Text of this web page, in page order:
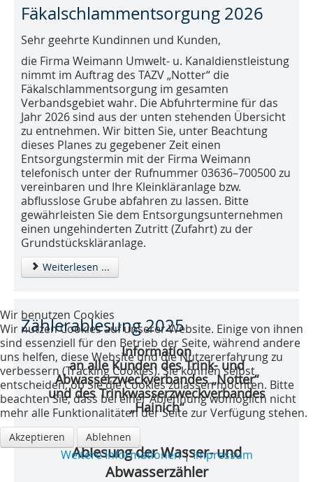
Fäkalschlammentsorgung 2026
Sehr geehrte Kundinnen und Kunden,
die Firma Weimann Umwelt- u. Kanaldienstleistung
nimmt im Auftrag des TAZV „Notter“ die
Fäkalschlammentsorgung im gesamten
Verbandsgebiet wahr. Die Abfuhrtermine für das
Jahr 2026 sind aus der unten stehenden Übersicht
zu entnehmen. Wir bitten Sie, unter Beachtung
dieses Planes zu gegebener Zeit einen
Entsorgungstermin mit der Firma Weimann
telefonisch unter der Rufnummer 03636–700500 zu
vereinbaren und Ihre Kleinkläranlage bzw.
abflusslose Grube abfahren zu lassen. Bitte
gewährleisten Sie dem Entsorgungsunternehmen
einen ungehinderten Zutritt (Zufahrt) zu der
Grundstückskläranlage.
Weiterlesen ...
Zählerablesung 2025
Information
an alle Kunden des Trink- und
Abwasserzweckverbandes „Notter“
und des Trinkwasserzweckverbandes
„Hainich“
Ablesung der Wasser- und
Abwasserzähler
Wir benutzen Cookies
Wir nutzen Cookies auf unserer Website. Einige von ihnen
sind essenziell für den Betrieb der Seite, während andere
uns helfen, diese Website und die Nutzererfahrung zu
verbessern (Tracking Cookies). Sie können selbst
entscheiden, ob Sie die Cookies zulassen möchten. Bitte
beachten Sie, dass bei einer Ablehnung womöglich nicht
mehr alle Funktionalitäten der Seite zur Verfügung stehen.
Akzeptieren Ablehnen
Weitere Informationen|Impressum